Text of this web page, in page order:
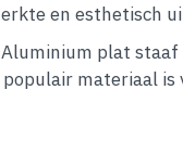
en esthetisch
plat
materiaal